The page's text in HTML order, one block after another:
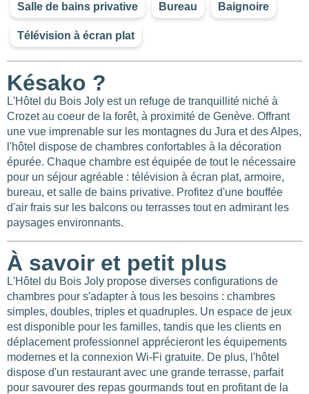
Salle de bains privative
Bureau Baignoire
Télévision à écran plat
Késako ?
L'Hôtel du Bois Joly est un refuge de tranquillité niché à
Crozet au coeur de la forêt, à proximité de Genève. Offrant
une vue imprenable sur les montagnes du Jura et des Alpes,
l'hôtel dispose de chambres confortables à la décoration
épurée. Chaque chambre est équipée de tout le nécessaire
pour un séjour agréable : télévision à écran plat, armoire,
bureau, et salle de bains privative. Profitez d'une bouffée
d'air frais sur les balcons ou terrasses tout en admirant les
paysages environnants.
À savoir et petit plus
L'Hôtel du Bois Joly propose diverses configurations de
chambres pour s'adapter à tous les besoins : chambres
simples, doubles, triples et quadruples. Un espace de jeux
est disponible pour les familles, tandis que les clients en
déplacement professionnel apprécieront les équipements
modernes et la connexion Wi-Fi gratuite. De plus, l'hôtel
dispose d'un restaurant avec une grande terrasse, parfait
pour savourer des repas gourmands tout en profitant de la